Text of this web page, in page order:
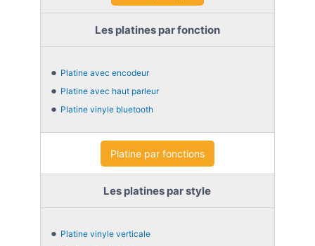
Les platines par fonction
Platine avec encodeur
Platine avec haut parleur
Platine vinyle bluetooth
Platine par fonctions
Les platines par style
Platine vinyle verticale